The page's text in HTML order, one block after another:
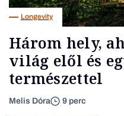
Longevity
Három hely,
világ elől és
természettel
Melis Dóra 9 perc